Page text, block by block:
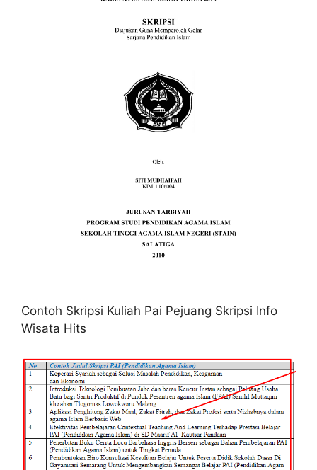
Contoh Skripsi Kuliah Pai Pejuang Skripsi Info
Wisata Hits